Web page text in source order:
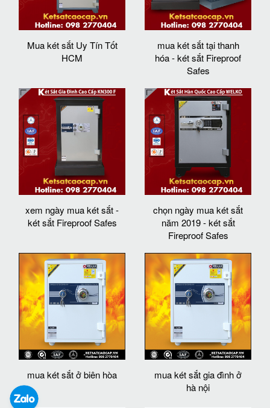
Mua két sắt Uy Tín Tốt
HCM
mua két sắt tại thanh
hóa - két sắt Fireproof
Safes
xem ngày mua két sắt -
két sắt Fireproof Safes
chọn ngày mua két sắt
năm 2019 - két sắt
Fireproof Safes
mua két sắt ở biên hòa
mua két sắt gia đình ở
hà nội